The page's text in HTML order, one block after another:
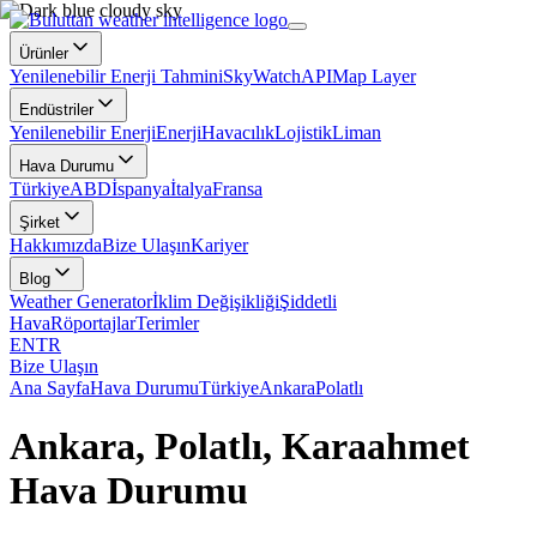
Ürünler
Yenilenebilir Enerji TahminiSkyWatchAPIMap Layer
Endüstriler
Yenilenebilir EnerjiEnerjiHavacılıkLojistikLiman
Hava Durumu
TürkiyeABDİspanyaİtalyaFransa
Şirket
HakkımızdaBize UlaşınKariyer
Blog
Weather Generatorİklim DeğişikliğiŞiddetli
HavaRöportajlarTerimler
ENTR
Bize Ulaşın
Ana SayfaHava DurumuTürkiyeAnkaraPolatlı
Ankara, Polatlı, Karaahmet
Hava Durumu